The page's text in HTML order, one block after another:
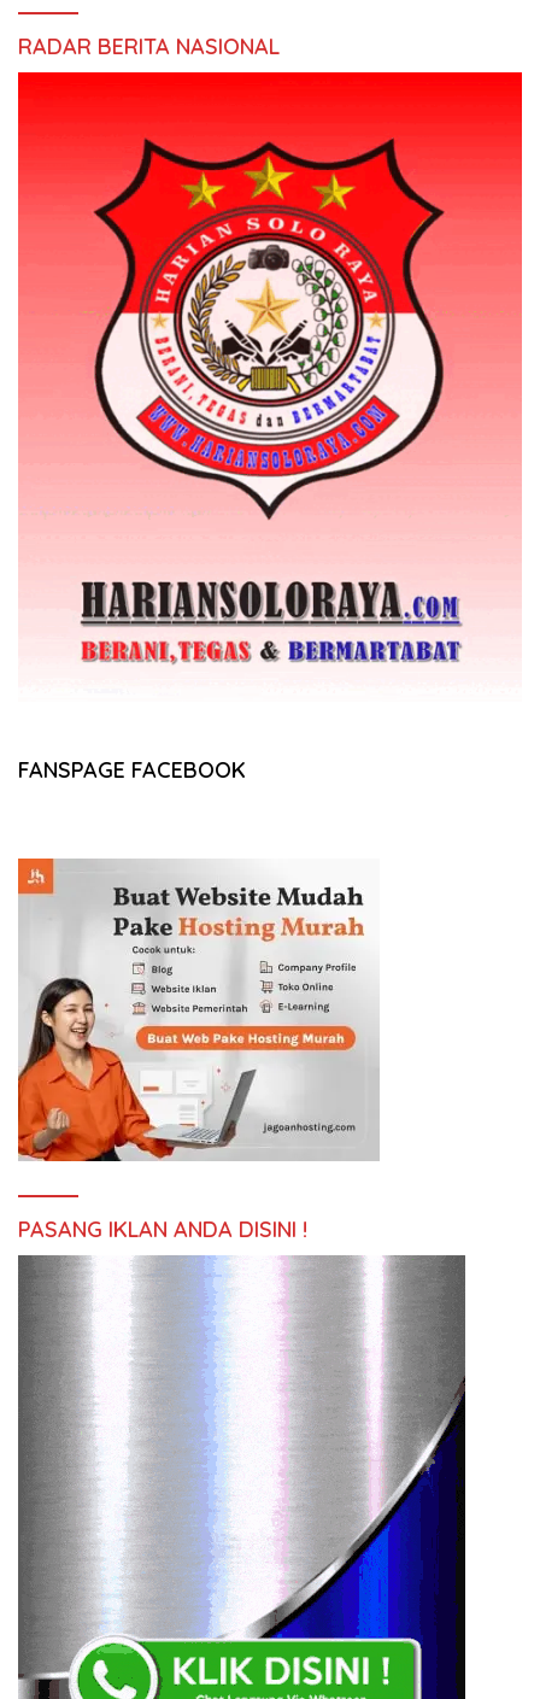
RADAR BERITA NASIONAL
FANSPAGE FACEBOOK
PASANG IKLAN ANDA DISINI !